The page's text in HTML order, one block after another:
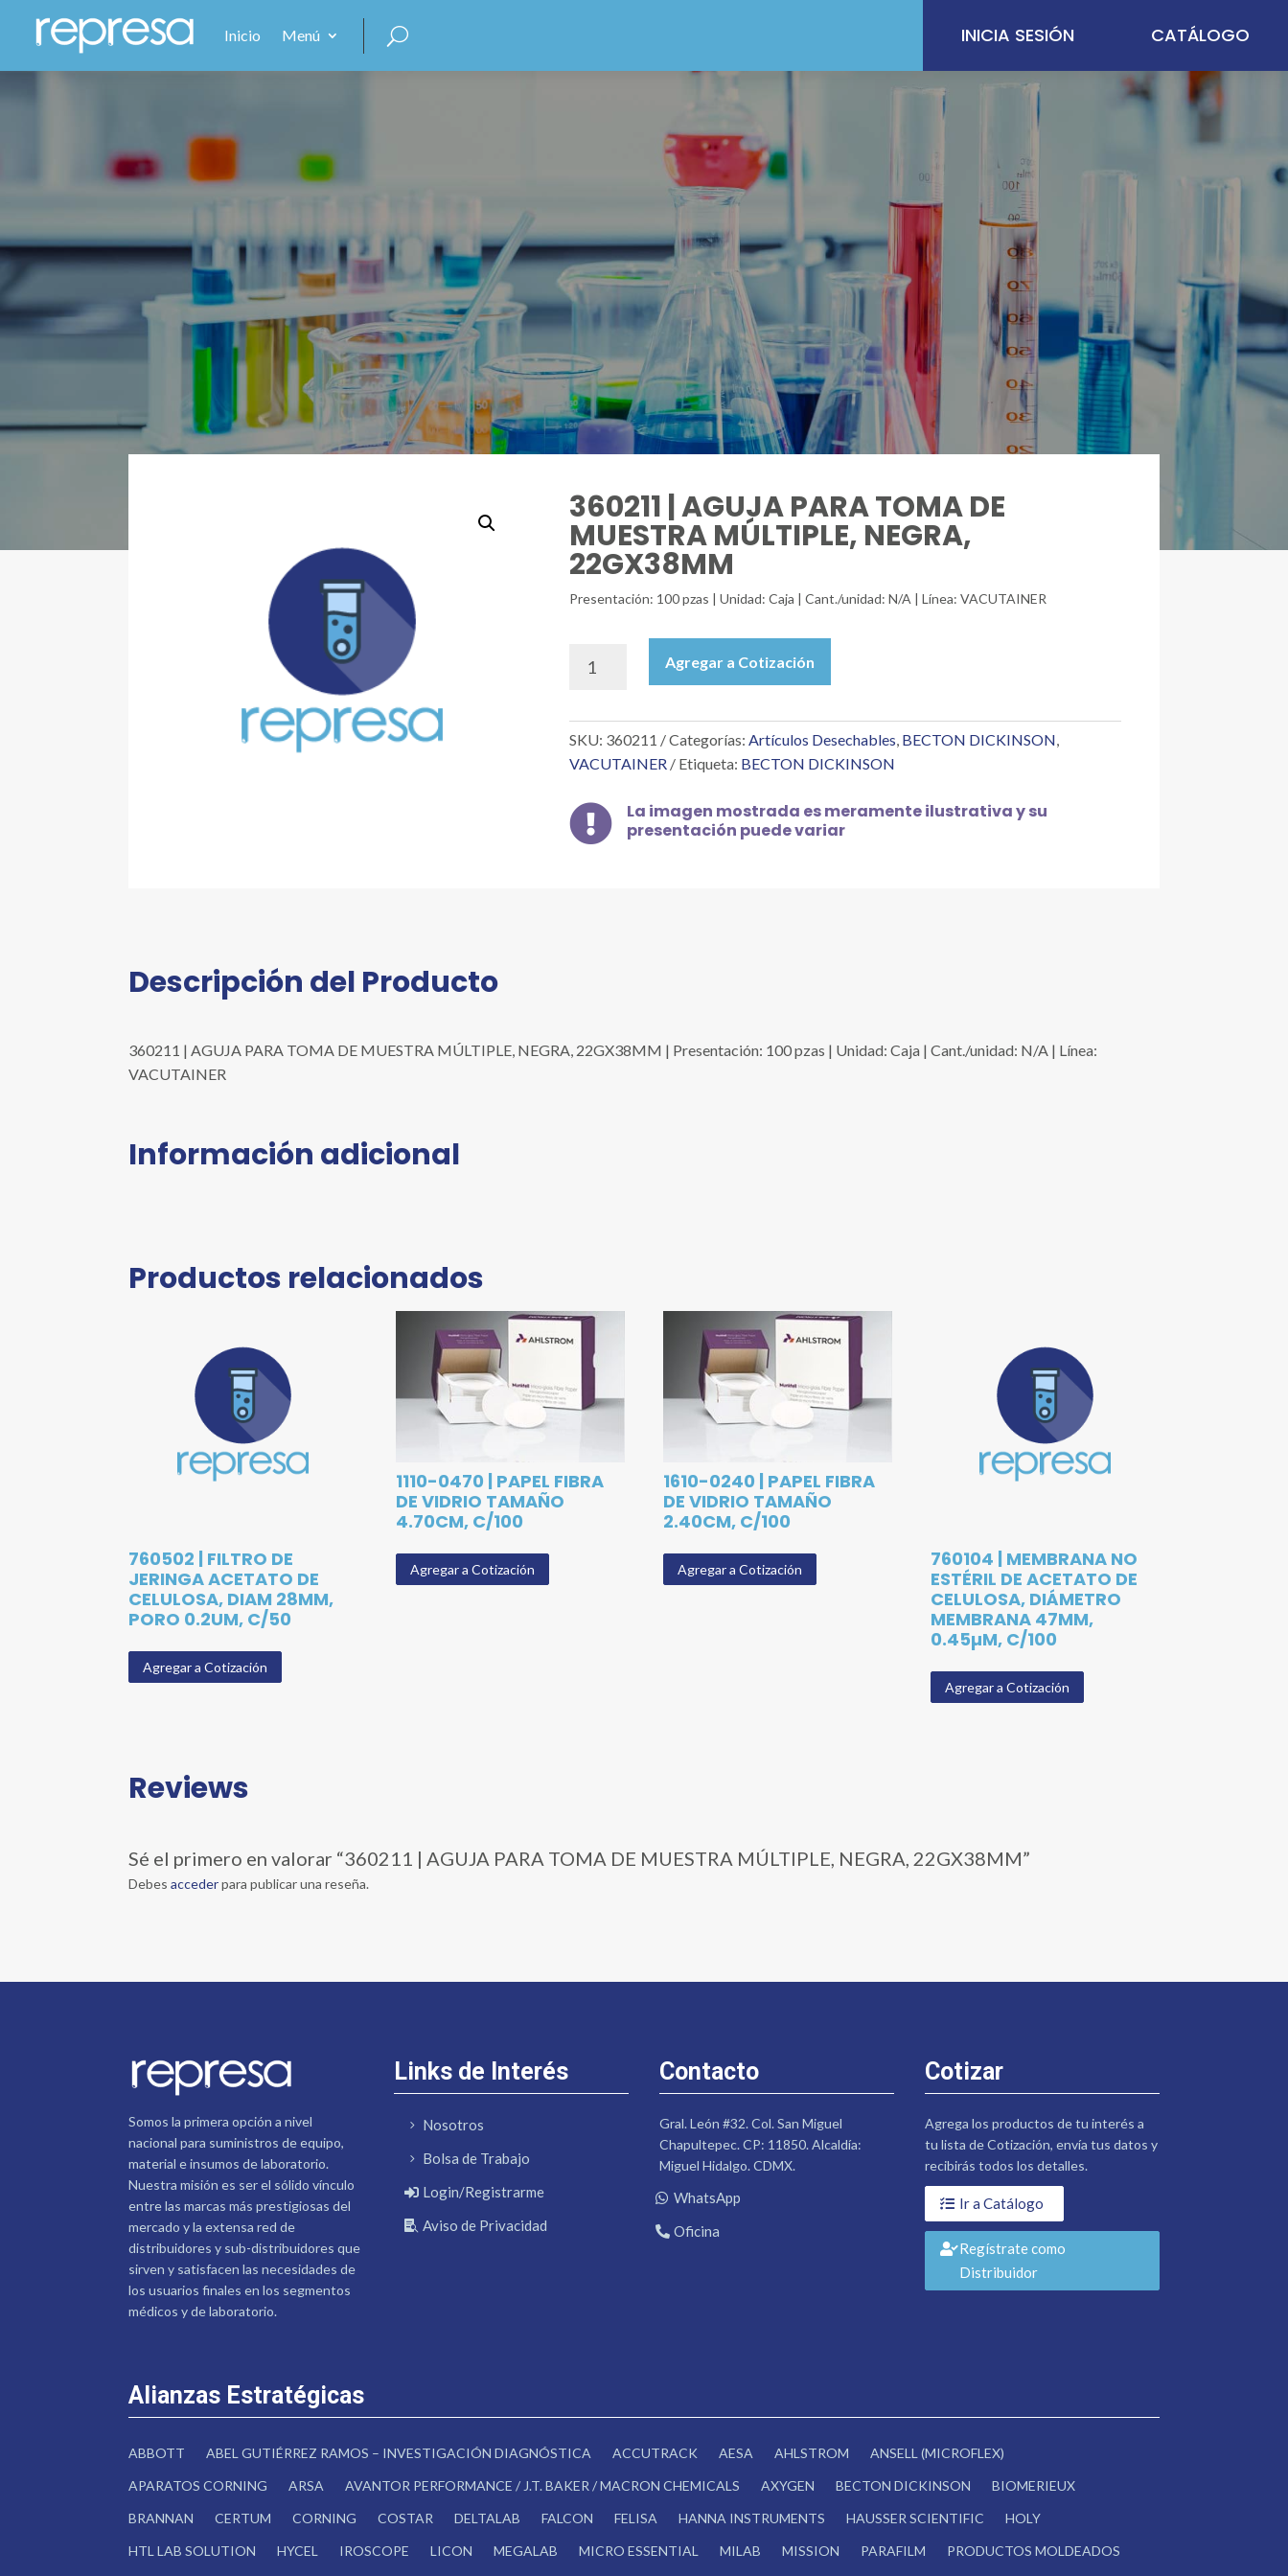
Inicio Menú INICIA SESIÓN CATÁLOGO
360211 | AGUJA PARA TOMA DE
MUESTRA MÚLTIPLE, NEGRA,
22GX38MM
Presentación: 100 pzas | Unidad: Caja | Cant./unidad: N/A | Línea: VACUTAINER
PARA
TOMA
DE
MÚLTIPLE,
NEGRA,
22GX38MM
Agregar a Cotización
SKU: 360211 Categorías:Artículos Desechables, BECTON DICKINSON,
VACUTAINER
Etiqueta: BECTON DICKINSON

La imagen mostrada es meramente ilustrativa y su
presentación puede variar
Descripción del Producto
360211 | AGUJA PARA TOMA DE MUESTRA MÚLTIPLE, NEGRA, 22GX38MM | Presentación: 100 pzas | Unidad: Caja | Cant./unidad: N/A | Línea:
VACUTAINER
Información adicional
Productos relacionados
760502 | FILTRO DE
JERINGA ACETATO DE
CELULOSA, DIAM 28MM,
PORO 0.2UM, C/50
Agregar a Cotización
1110-0470 | PAPEL FIBRA
DE VIDRIO TAMAÑO
4.70CM, C/100
Agregar a Cotización
1610-0240 | PAPEL FIBRA
DE VIDRIO TAMAÑO
2.40CM, C/100
Agregar a Cotización
760104 | MEMBRANA NO
ESTÉRIL DE ACETATO DE
CELULOSA, DIÁMETRO
MEMBRANA 47MM,
0.45µM, C/100
Agregar a Cotización
Reviews
Sé el primero en valorar “360211 | AGUJA PARA TOMA DE MUESTRA MÚLTIPLE, NEGRA, 22GX38MM”
Debesaccederpara publicar una reseña.
Somos la primera opción a nivel
nacional para suministros de equipo,
material e insumos de laboratorio.
Nuestra misión es ser el sólido vínculo
entre las marcas más prestigiosas del
mercado y la extensa red de
distribuidores y sub-distribuidores que
sirven y satisfacen las necesidades de
los usuarios finales en los segmentos
médicos y de laboratorio.
Links de Interés
Nosotros
Bolsa de Trabajo
Login/Registrarme
Aviso de Privacidad
Contacto
Gral. León #32. Col. San Miguel
Chapultepec. CP: 11850. Alcaldía:
Miguel Hidalgo. CDMX.
WhatsApp
Oficina
Cotizar
Agrega los productos de tu interés a
tu lista de Cotización, envía tus datos y
recibirás todos los detalles.
Ir a Catálogo
Regístrate como
Distribuidor
Alianzas Estratégicas
ABBOTT ABEL GUTIÉRREZ RAMOS – INVESTIGACIÓN DIAGNÓSTICA ACCUTRACK AESA AHLSTROM
ANSELL (MICROFLEX)
APARATOS CORNING
ARSA AVANTOR PERFORMANCE / J.T. BAKER / MACRON CHEMICALS AXYGEN BECTON DICKINSON
BIOMERIEUX
BRANNAN
CERTUM CORNING COSTAR DELTALAB FALCON FELISA HANNA INSTRUMENTS HAUSSER SCIENTIFIC
HOLY
HTL LAB SOLUTION
HYCEL IROSCOPE LICON MEGALAB MICRO ESSENTIAL MILAB MISSION PARAFILM
PRODUCTOS MOLDEADOS